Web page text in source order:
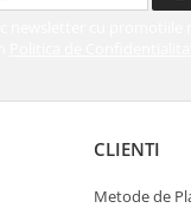
newsletter cu promotiile
CLIENTI
Metode de